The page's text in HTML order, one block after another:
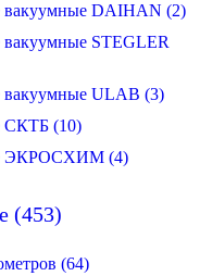
DAIHAN (2)
STEGLER
ULAB (3)
(10)
ЭКРОСХИМ (4)
(453)
(64)